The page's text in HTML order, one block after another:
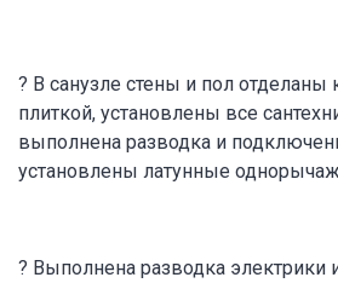
? В санузле стены и пол отделаны
плиткой, установлены все
выполнена разводка и
установлены латунные
? Выполнена разводка электрики